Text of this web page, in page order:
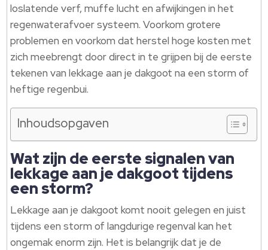
loslatende verf, muffe lucht en afwijkingen in het
regenwaterafvoer systeem. Voorkom grotere
problemen en voorkom dat herstel hoge kosten met
zich meebrengt door direct in te grijpen bij de eerste
tekenen van lekkage aan je dakgoot na een storm of
heftige regenbui.
Inhoudsopgaven
Wat zijn de eerste signalen van
lekkage aan je dakgoot tijdens
een storm?
Lekkage aan je dakgoot komt nooit gelegen en juist
tijdens een storm of langdurige regenval kan het
ongemak enorm zijn. Het is belangrijk dat je de